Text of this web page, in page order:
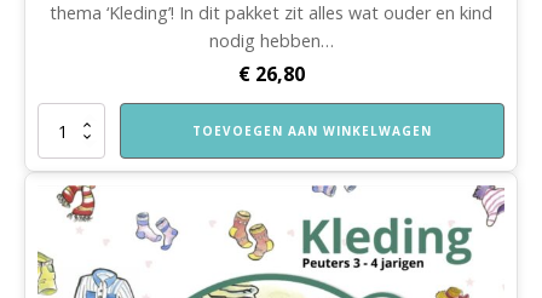
thema ‘Kleding’! In dit pakket zit alles wat ouder en kind
nodig hebben…
€26,80
Nieuw!
Thuis
Kleuters
themapakket
Kleding
aantal
TOEVOEGEN AAN WINKELWAGEN